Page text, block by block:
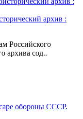
архив :
Российского
архива сод..